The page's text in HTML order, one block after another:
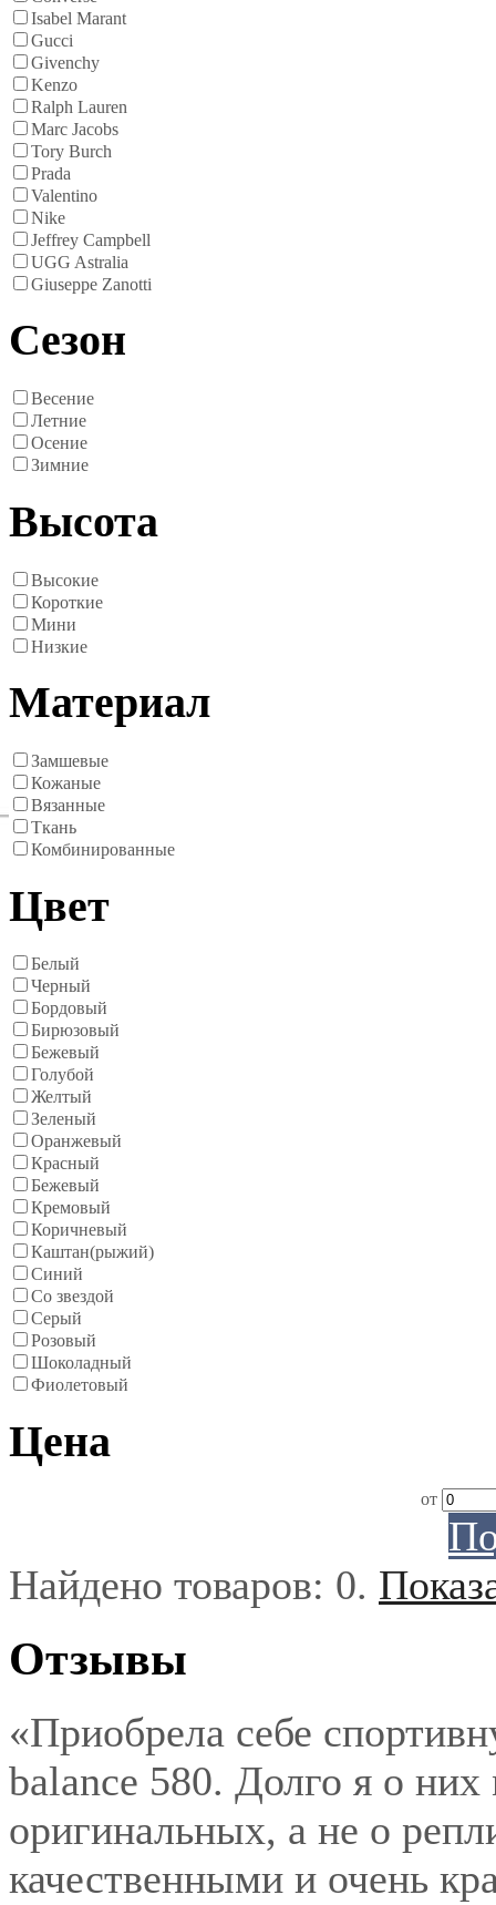
Isabel Marant
Gucci
Givenchy
Kenzo
Ralph Lauren
Marc Jacobs
Tory Burch
Prada
Valentino
Nike
Jeffrey Campbell
UGG Astralia
Giuseppe Zanotti
Сезон
Весение
Летние
Осение
Зимние
Высота
Высокие
Короткие
Мини
Низкие
Материал
Замшевые
Кожаные
Вязанные
Ткань
Комбинированные
Цвет
Белый
Черный
Бордовый
Бирюзовый
Бежевый
Голубой
Желтый
Зеленый
Оранжевый
Красный
Бежевый
Кремовый
Коричневый
Каштан(рыжий)
Синий
Со звездой
Серый
Розовый
Шоколадный
Фиолетовый
Цена
от
Найдено товаров: 0.
Отзывы
«Приобрела себе
balance 580. Долго я о
оригинальных, а не о
качественными и очень